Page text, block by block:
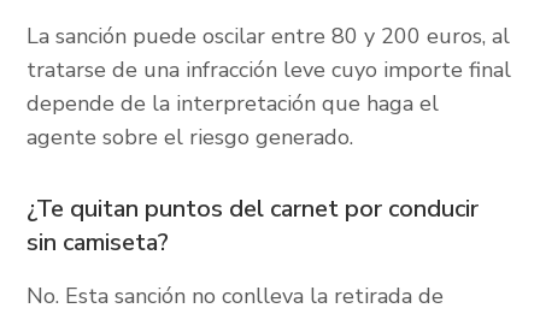
La sanción puede oscilar entre 80 y 200 euros, al
tratarse de una infracción leve cuyo importe final
depende de la interpretación que haga el
agente sobre el riesgo generado.
¿Te quitan puntos del carnet por conducir
sin camiseta?
No. Esta sanción no conlleva la retirada de